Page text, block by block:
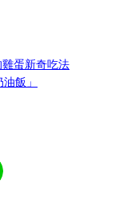
蛋新奇吃法
飯」